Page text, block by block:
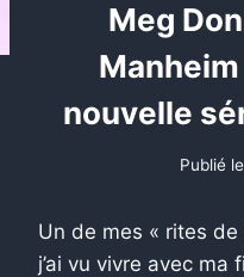
Meg
nouvelle
Publié le
Un de mes « rites
j’ai vu vivre avec ma